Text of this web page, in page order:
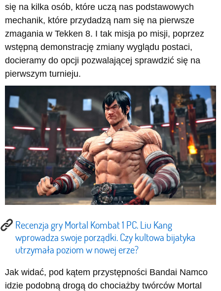
się na kilka osób, które uczą nas podstawowych
mechanik, które przydadzą nam się na pierwsze
zmagania w Tekken 8. I tak misja po misji, poprzez
wstępną demonstrację zmiany wyglądu postaci,
docieramy do opcji pozwalającej sprawdzić się na
pierwszym turnieju.
Recenzja gry Mortal Kombat 1 PC. Liu Kang
wprowadza swoje porządki. Czy kultowa bijatyka
utrzymała poziom w nowej erze?
Jak widać, pod kątem przystępności Bandai Namco
idzie podobną drogą do chociażby twórców Mortal